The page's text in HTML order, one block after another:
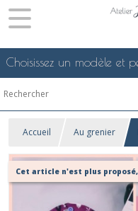
Accueil Au grenier